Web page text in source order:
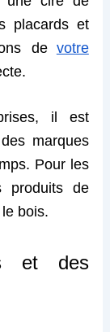
placards et
de votre
il est
marques
Pour les
produits de
bois.
et des